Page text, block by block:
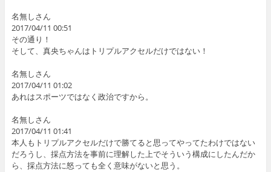
名無しさん
2017/04/11 00:51
その通り！
そして、真央ちゃんはトリプルアクセルだけではない！
名無しさん
2017/04/11 01:02
あれはスポーツではなく政治ですから。
名無しさん
2017/04/11 01:41
本人もトリプルアクセルだけで勝てると思ってやってたわけではない
だろうし、採点方法を事前に理解した上でそういう構成にしたんだか
ら、採点方法に怒っても全く意味がないと思う。